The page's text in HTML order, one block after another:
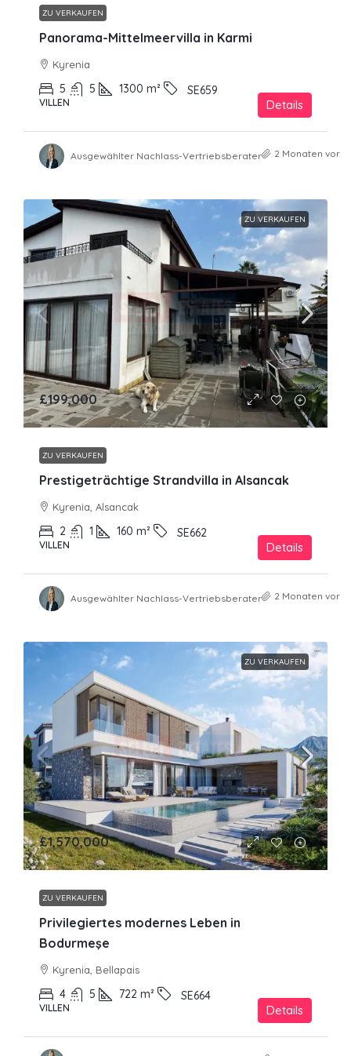
ZU VERKAUFEN
Panorama-Mittelmeervilla in Karmi
Kyrenia
5 5 1300 m² SE659
VILLEN Details
Ausgewählter Nachlass-Vertriebsberater 2 Monaten vor
ZU VERKAUFEN
£199,000
ZU VERKAUFEN
Prestigeträchtige Strandvilla in Alsancak
Kyrenia, Alsancak
2 1 160 m² SE662
VILLEN Details
Ausgewählter Nachlass-Vertriebsberater 2 Monaten vor
ZU VERKAUFEN
£1,570,000
ZU VERKAUFEN
Privilegiertes modernes Leben in
Bodurmeşe
Kyrenia, Bellapais
4 5 722 m² SE664
VILLEN Details